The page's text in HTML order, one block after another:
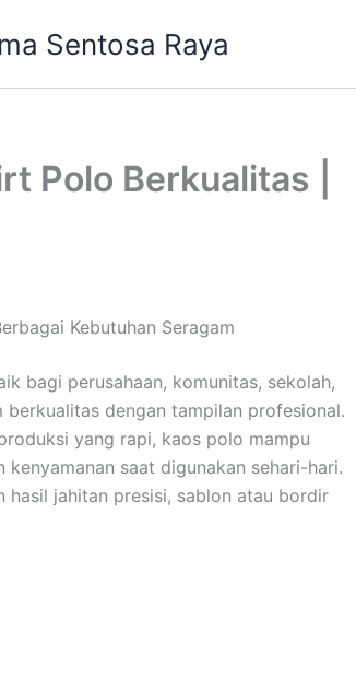
Sentosa Raya
Polo Berkualitas |
Kebutuhan Seragam
bagi perusahaan, komunitas, sekolah,
berkualitas dengan tampilan profesional.
yang rapi, kaos polo mampu
saat digunakan sehari-hari.
hasil jahitan presisi, sablon atau bordir